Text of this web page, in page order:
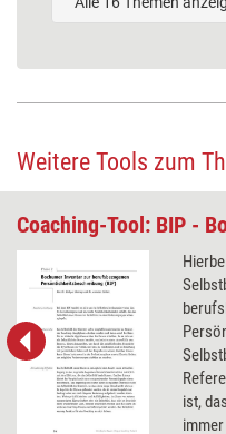
Weitere Tools zum
ist,